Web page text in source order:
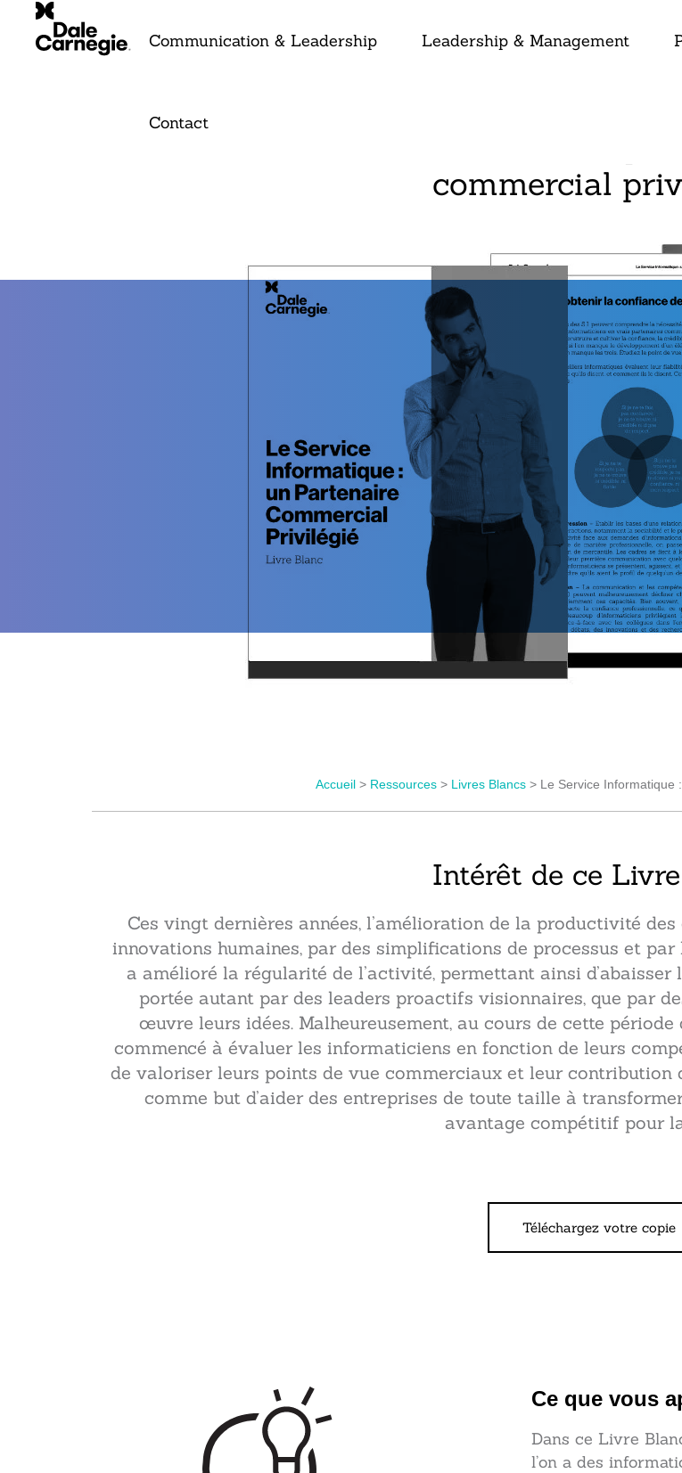
Communication & Leadership Leadership & Management
Contact
commercial
Accueil> Ressources> Livres Blancs> Le Service Informatique
Intérêt de ce
Ces vingt dernières années, l’amélioration de la productivité
innovations humaines, par des simplifications de processus et
a amélioré la régularité de l’activité, permettant ainsi
portée autant par des leaders proactifs visionnaires, que par
œuvre leurs idées. Malheureusement, au cours de cette période
commencé à évaluer les informaticiens en fonction de leurs
de valoriser leurs points de vue commerciaux et leur contribution
comme but d’aider des entreprises de toute taille à
avantage compétitif pour
Téléchargez votre copie
Ce que vous
Dans ce Livre
l’on a des